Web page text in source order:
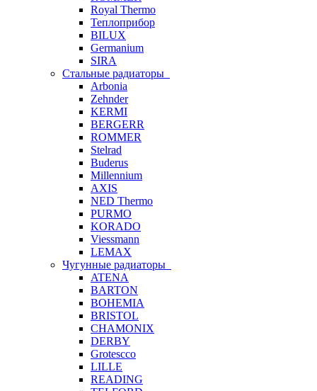
Royal Thermo
Теплоприбор
BILUX
Germanium
SIRA
Стальные радиаторы
Arbonia
Zehnder
KERMI
BERGERR
ROMMER
Stelrad
Buderus
Millennium
AXIS
NED Thermo
PURMO
KORADO
Viessmann
LEMAX
Чугунные радиаторы
ATENA
BARTON
BOHEMIA
BRISTOL
CHAMONIX
DERBY
Grotescco
LILLE
READING